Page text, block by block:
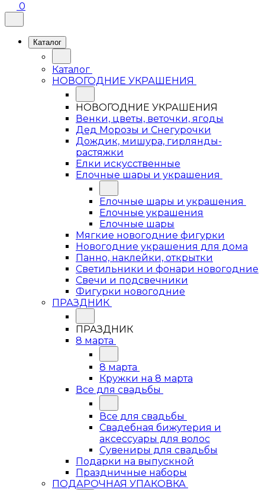
0
Каталог
Каталог
НОВОГОДНИЕ УКРАШЕНИЯ
НОВОГОДНИЕ УКРАШЕНИЯ
Венки, цветы, веточки, ягоды
Дед Морозы и Снегурочки
Дождик, мишура, гирлянды-
растяжки
Елки искусственные
Елочные шары и украшения
Елочные шары и украшения
Елочные украшения
Елочные шары
Мягкие новогодние фигурки
Новогодние украшения для дома
Панно, наклейки, открытки
Светильники и фонари новогодние
Свечи и подсвечники
Фигурки новогодние
ПРАЗДНИК
ПРАЗДНИК
8 марта
8 марта
Кружки на 8 марта
Все для свадьбы
Все для свадьбы
Свадебная бижутерия и
аксессуары для волос
Сувениры для свадьбы
Подарки на выпускной
Праздничные наборы
ПОДАРОЧНАЯ УПАКОВКА